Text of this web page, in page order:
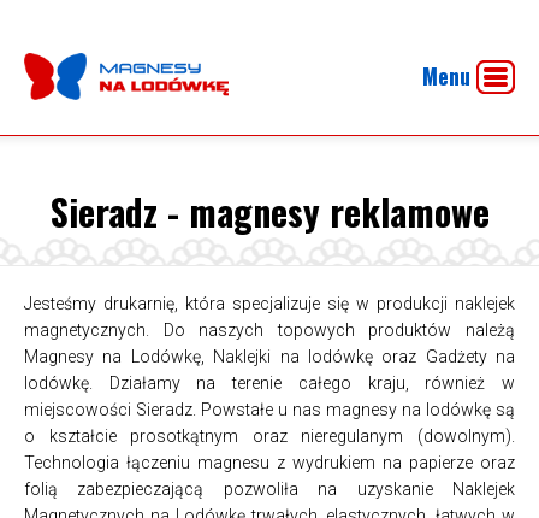
Menu
Sieradz - magnesy reklamowe
Jesteśmy drukarnię, która specjalizuje się w produkcji naklejek
magnetycznych. Do naszych topowych produktów należą
Magnesy na Lodówkę, Naklejki na lodówkę oraz Gadżety na
lodówkę. Działamy na terenie całego kraju, również w
miejscowości Sieradz. Powstałe u nas magnesy na lodówkę są
o kształcie prosotkątnym oraz nieregulanym (dowolnym).
Technologia łączeniu magnesu z wydrukiem na papierze oraz
folią zabezpieczającą pozwoliła na uzyskanie Naklejek